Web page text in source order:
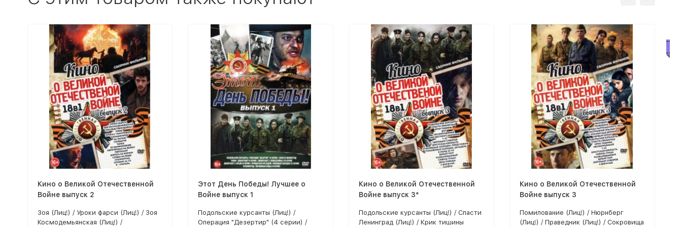
Кино о Великой Отечественной
Войне выпуск 2
Зоя (Лиц!) / Уроки фарси (Лиц!) / Зоя
Космодемьянская (Лиц!) /
Этот День Победы! Лучшее о
Войне выпуск 1
Подольские курсанты (Лиц!) /
Операция "Дезертир" (4 серии) /
Кино о Великой Отечественной
Войне выпуск 3*
Подольские курсанты (Лиц!) / Спасти
Ленинград (Лиц!) / Крик тишины
Кино о Великой Отечественной
Войне выпуск 3
Помилование (Лиц!) / Нюрнберг
(Лиц!) / Праведник (Лиц!) / Сокровища